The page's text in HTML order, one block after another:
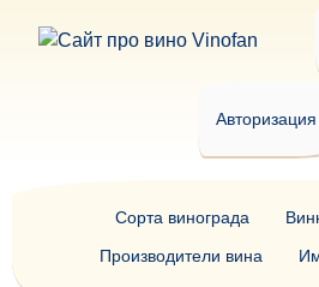
Авторизация
Сорта винограда
Производители вина